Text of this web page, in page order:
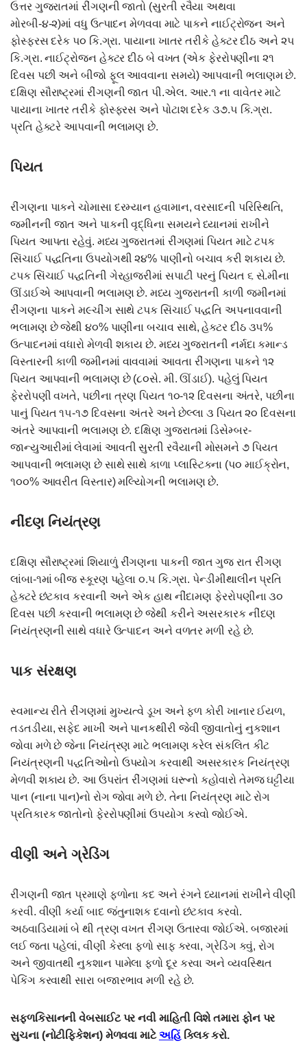
ઉત્તર ગુજરાતમાં રીંગણની જાતો (સુરતી રવૈયા અથવા
મોરબી-૪-૨)માં વધુ ઉત્પાદન મેળવવા માટે પાકને નાઈટ્રોજન અને
ફોસ્ફરસ દરેક પ૦ કિ.ગ્રા. પાયાના ખાતર તરીકે હેક્ટર દીઠ અને ૨૫
કિ.ગ્રા. નાઈટ્રોજન હેક્ટર દીઠ બે વખત (એક ફેરરોપણીના ૨૧
દિવસ પછી અને બીજો ફૂલ આવવાના સમયે) આપવાની ભલાણમ છે.
દક્ષિણ સૌરાષ્ટ્રમાં રીંગણની જાત પી.એલ. આર.૧ ના વાવેતર માટે
પાયાના ખાતર તરીકે ફોસ્ફરસ અને પોટાશ દરેક ૩૭.૫ કિ.ગ્રા.
પ્રતિ હેક્ટરે આપવાની ભલામણ છે.
પિયત
રીંગણના પાકને ચોમાસા દરમ્યાન હવામાન, વરસાદની પરિસ્થિતિ,
જમીનની જાત અને પાકની વૃદ્ધિના સમયને ધ્યાનમાં રાખીને
પિયત આપતા રહેવું. મધ્ય ગુજરાતમાં રીંગણમાં પિયત માટે ટપક
સિંચાઈ પદ્ધતિના ઉપયોગથી ૨૪% પાણીનો બચાવ કરી શકાય છે.
ટપક સિંચાઈ પદ્ધતિની ગેરહાજરીમાં સપાટી પરનું પિયત ૬ સે.મીના
ઊંડાઈએ આપવાની ભલામણ છે. મધ્ય ગુજરાતની કાળી જમીનમાં
રીંગણના પાકને મ૯ચીંગ સાથે ટપક સિંચાઈ પદ્ધતિ અપનાવવાની
ભલામણ છે જેથી ૪૦% પાણીના બચાવ સાથે, હેક્ટર દીઠ ૩૫%
ઉત્પાદનમાં વધારો મેળવી શકાય છે. મધ્ય ગુજરાતની નર્મદા કમાન્ડ
વિસ્તારની કાળી જમીનમાં વાવવામાં આવતા રીંગણના પાકને ૧૨
પિયત આપવાની ભલામણ છે (૮૦સે. મી. ઊંડાઈ). પહેલું પિયત
ફેરરોપણી વખતે, પછીના ત્રણ પિયત ૧૦-૧૨ દિવસના અંતરે, પછીના
પાનું પિયત ૧૫-૧૭ દિવસના અંતરે અને છેલ્લા ૩ પિયત ૨૦ દિવસના
અંતરે આપવાની ભલામણ છે. દક્ષિણ ગુજરાતમાં ડિસેમ્બર-
જાન્યુઆરીમાં લેવામાં આવતી સુરતી રવૈયાની મોસમને ૭ પિયત
આપવાની ભલામણ છે સાથે સાથે કાળા પ્લાસ્ટિકના (પ૦ માઈક્રોન,
૧૦૦% આવરીત વિસ્તાર) મલ્યિોગની ભલામણ છે.
નીંદણ નિયંત્રણ
દક્ષિણ સૌરાષ્ટ્રમાં શિયાળું રીંગણના પાકની જાત ગુજ રાત રીંગણ
લાંબા-૧માં બીજ સ્કૂરણ પહેલા ૦.૫ કિ.ગ્રા. પેન્ડીમીથાલીન પ્રતિ
હેક્ટરે છંટકાવ કરવાની અને એક હાથ નીંદામણ ફેરરોપણીના ૩૦
દિવસ પછી કરવાની ભલામણ છે જેથી કરીને અસરકારક નીંદણ
નિયંત્રણની સાથે વધારે ઉત્પાદન અને વળતર મળી રહે છે.
પાક સંરક્ષણ
સ્વમાન્ય રીતે રીંગણમાં મુખ્યત્વે ડૂખ અને ફળ કોરી ખાનાર ઈયળ,
તડતડીયા, સફેદ માખી અને પાનકથીરી જેવી જીવાતોનું નુકશાન
જોવા મળે છે જેના નિયંત્રણ માટે ભલામણ કરેલ સંકલિત કીટ
નિયંત્રણની પદ્ધતિઓનો ઉપયોગ કરવાથી અસરકારક નિયંત્રણ
મેળવી શકાય છે. આ ઉપરાંત રીંગણમાં ઘરૂનો કહોવારો તેમજ ઘટ્ટીયા
પાન (નાના પાન)નો રોગ જોવા મળે છે. તેના નિયંત્રણ માટે રોગ
પ્રતિકારક જાતોનો ફેરરોપણીમાં ઉપયોગ કરવો જોઈએ.
વીણી અને ગ્રેડિંગ
રીંગણની જાત પ્રમાણે ફળોના કદ અને રંગને ધ્યાનમાં રાખીને વીણી
કરવી. વીણી કર્યા બાદ જંતુનાશક દવાનો છંટકાવ કરવો.
અઠવાડિયામાં બે થી ત્રણ વખત રીંગણ ઉતારવા જોઈએ. બજારમાં
લઈ જતા પહેલાં, વીણી કેરલા ફળો સાફ કરવા, ગ્રેડિંગ કવું, રોગ
અને જીવાતથી નુકશાન પામેલા ફળો દૂર કરવા અને વ્યવસ્થિત
પેકિંગ કરવાથી સારા બજારભાવ મળી રહે છે.
સફ્ળકિસાનની વેબસાઈટ પર નવી માહિતી વિશે તમારા ફોન પર
સુચના (નોટીફિકેશન) મેળવવા માટેઅહિંક્લિક કરો.